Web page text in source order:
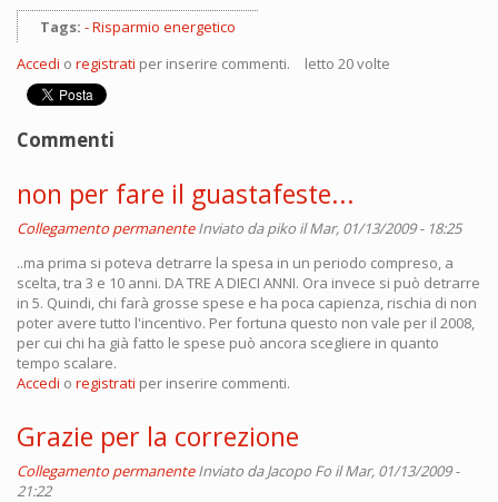
Tags:
Risparmio energetico
Accedi o registrati per inserire commenti. letto 20 volte
Commenti
non per fare il guastafeste...
Collegamento permanente Inviato dapiko il Mar, 01/13/2009 - 18:25
..ma prima si poteva detrarre la spesa in un periodo compreso, a
scelta, tra 3 e 10 anni. DA TRE A DIECI ANNI. Ora invece si può detrarre
in 5. Quindi, chi farà grosse spese e ha poca capienza, rischia di non
poter avere tutto l'incentivo. Per fortuna questo non vale per il 2008,
per cui chi ha già fatto le spese può ancora scegliere in quanto
tempo scalare.
Accedi o registrati per inserire commenti.
Grazie per la correzione
Collegamento permanente Inviato daJacopo Fo il Mar, 01/13/2009 -
21:22